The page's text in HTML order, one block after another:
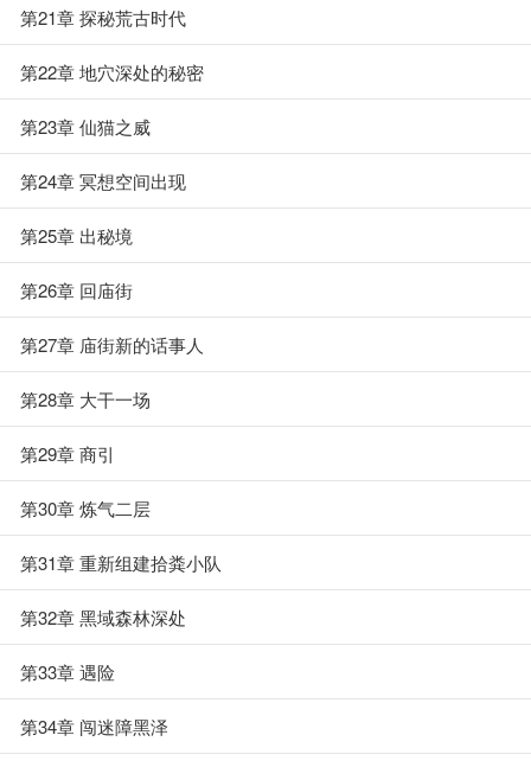
第21章 探秘荒古时代
第22章 地穴深处的秘密
第23章 仙猫之威
第24章 冥想空间出现
第25章 出秘境
第26章 回庙街
第27章 庙街新的话事人
第28章 大干一场
第29章 商引
第30章 炼气二层
第31章 重新组建拾粪小队
第32章 黑域森林深处
第33章 遇险
第34章 闯迷障黑泽